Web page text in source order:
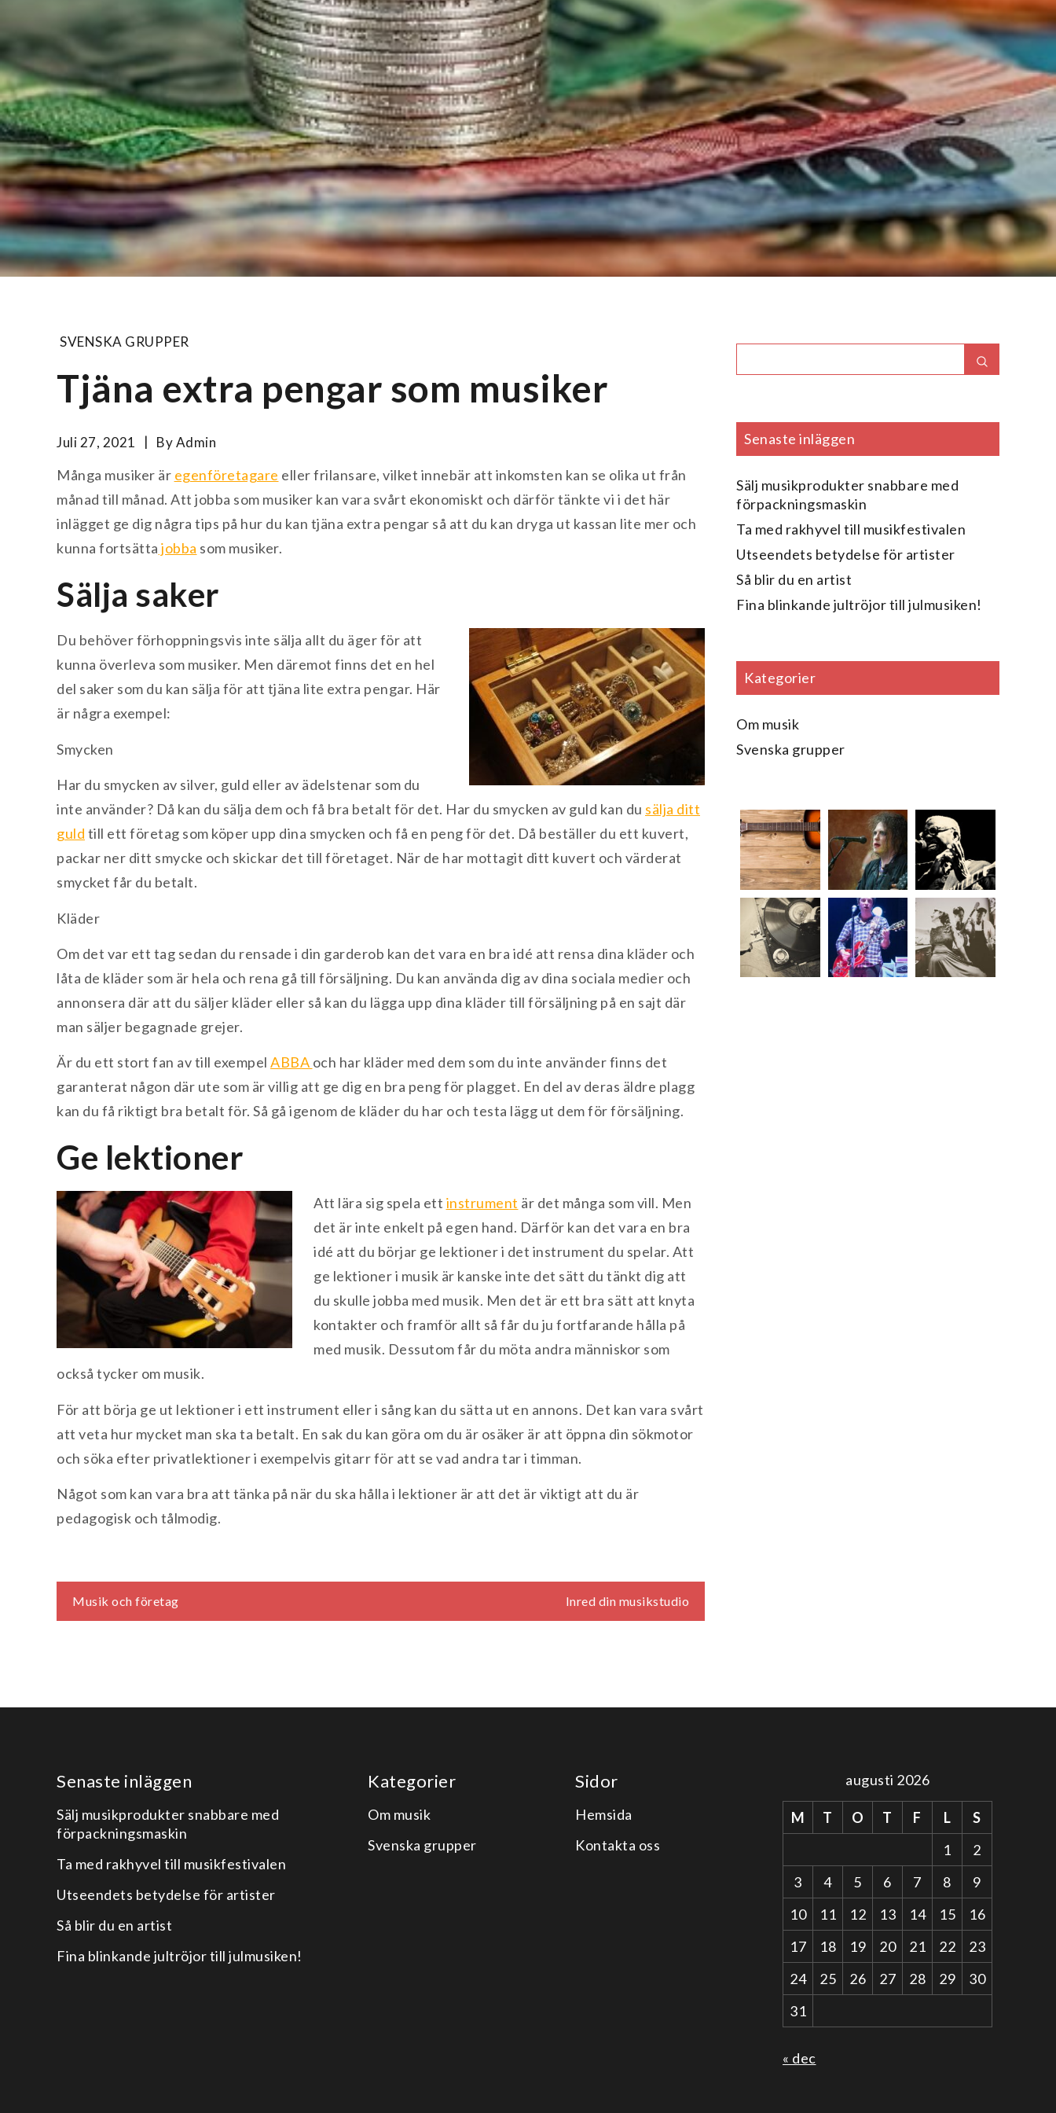
SVENSKA GRUPPER
Tjäna extra pengar som musiker
Juli 27, 2021 ByAdmin
Många musiker är egenföretagare eller frilansare, vilket innebär att inkomsten kan se olika ut från
månad till månad. Att jobba som musiker kan vara svårt ekonomiskt och därför tänkte vi i det här
inlägget ge dig några tips på hur du kan tjäna extra pengar så att du kan dryga ut kassan lite mer och
kunna fortsätta jobba som musiker.
Sälja saker
Du behöver förhoppningsvis inte sälja allt du äger för att
kunna överleva som musiker. Men däremot finns det en hel
del saker som du kan sälja för att tjäna lite extra pengar. Här
är några exempel:
Smycken
Har du smycken av silver, guld eller av ädelstenar som du
inte använder? Då kan du sälja dem och få bra betalt för det. Har du smycken av guld kan du sälja ditt
guld till ett företag som köper upp dina smycken och få en peng för det. Då beställer du ett kuvert,
packar ner ditt smycke och skickar det till företaget. När de har mottagit ditt kuvert och värderat
smycket får du betalt.
Kläder
Om det var ett tag sedan du rensade i din garderob kan det vara en bra idé att rensa dina kläder och
låta de kläder som är hela och rena gå till försäljning. Du kan använda dig av dina sociala medier och
annonsera där att du säljer kläder eller så kan du lägga upp dina kläder till försäljning på en sajt där
man säljer begagnade grejer.
Är du ett stort fan av till exempel ABBA och har kläder med dem som du inte använder finns det
garanterat någon där ute som är villig att ge dig en bra peng för plagget. En del av deras äldre plagg
kan du få riktigt bra betalt för. Så gå igenom de kläder du har och testa lägg ut dem för försäljning.
Ge lektioner
Att lära sig spela ett instrument är det många som vill. Men
det är inte enkelt på egen hand. Därför kan det vara en bra
idé att du börjar ge lektioner i det instrument du spelar. Att
ge lektioner i musik är kanske inte det sätt du tänkt dig att
du skulle jobba med musik. Men det är ett bra sätt att knyta
kontakter och framför allt så får du ju fortfarande hålla på
med musik. Dessutom får du möta andra människor som
också tycker om musik.
För att börja ge ut lektioner i ett instrument eller i sång kan du sätta ut en annons. Det kan vara svårt
att veta hur mycket man ska ta betalt. En sak du kan göra om du är osäker är att öppna din sökmotor
och söka efter privatlektioner i exempelvis gitarr för att se vad andra tar i timman.
Något som kan vara bra att tänka på när du ska hålla i lektioner är att det är viktigt att du är
pedagogisk och tålmodig.
Inläggsnavigering
Musik och företag Inred din musikstudio
for:
Senaste inläggen
Sälj musikprodukter snabbare med
förpackningsmaskin
Ta med rakhyvel till musikfestivalen
Utseendets betydelse för artister
Så blir du en artist
Fina blinkande jultröjor till julmusiken!
Kategorier
Om musik
Svenska grupper
Senaste inläggen
Sälj musikprodukter snabbare med
förpackningsmaskin
Ta med rakhyvel till musikfestivalen
Utseendets betydelse för artister
Så blir du en artist
Fina blinkande jultröjor till julmusiken!
Kategorier
Om musik
Svenska grupper
Sidor
Hemsida
Kontakta oss
augusti 2026
M T O T F L
S
1
2
3
4 5 6 7 8
9
10
11 12 13 14 15
16
17
18 19 20 21 22
23
24
25 26 27 28 29
30
31
« dec